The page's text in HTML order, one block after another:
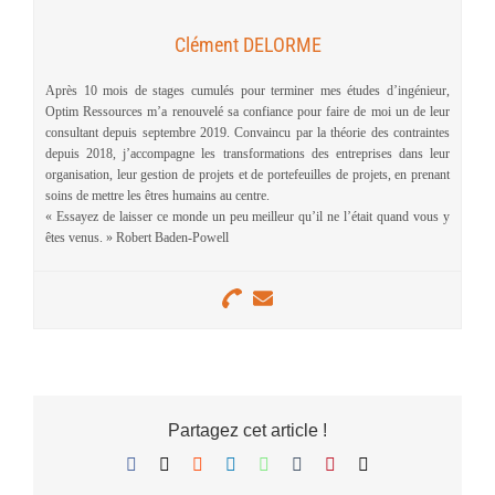
Clément DELORME
Après 10 mois de stages cumulés pour terminer mes études d’ingénieur,
Optim Ressources m’a renouvelé sa confiance pour faire de moi un de leur
consultant depuis septembre 2019. Convaincu par la théorie des contraintes
depuis 2018, j’accompagne les transformations des entreprises dans leur
organisation, leur gestion de projets et de portefeuilles de projets, en prenant
soins de mettre les êtres humains au centre.
« Essayez de laisser ce monde un peu meilleur qu’il ne l’était quand vous y
êtes venus. » Robert Baden-Powell
Partagez cet article !
Facebook Reddit LinkedInWhatsApp
TumblrPinterest